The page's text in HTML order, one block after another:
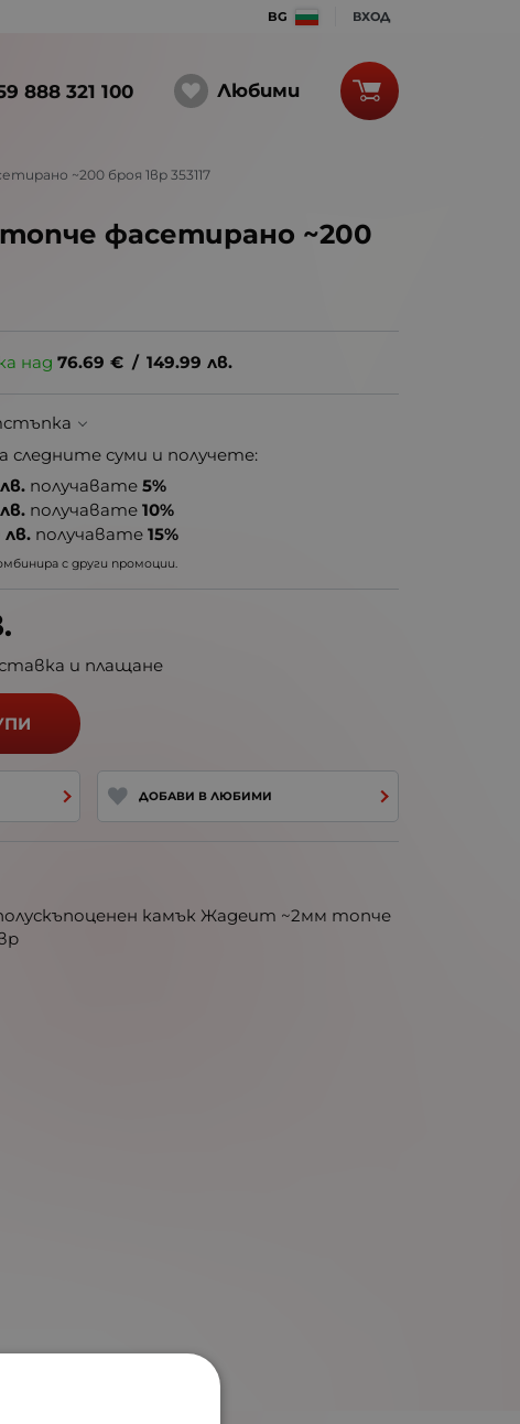
BG ВХОД
888 321 100 Любими
~200 броя 1вр 353117
фасетирано ~200
над76.69 € / 149.99 лв.
следните суми и получете:
лв.получавате 5%
лв.получавате 10%
лв.получавате 15%
с други промоции.
и плащане
ДОБАВИ В ЛЮБИМИ
камък Жадеит ~2мм топче